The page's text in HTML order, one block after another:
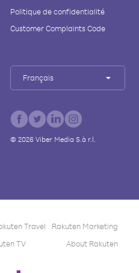
Politique de confidentialité
Customer Complaints Code
Français
© 2026Viber Media S.à r.l.
Travel
Rakuten Marketing
TV About Rakuten